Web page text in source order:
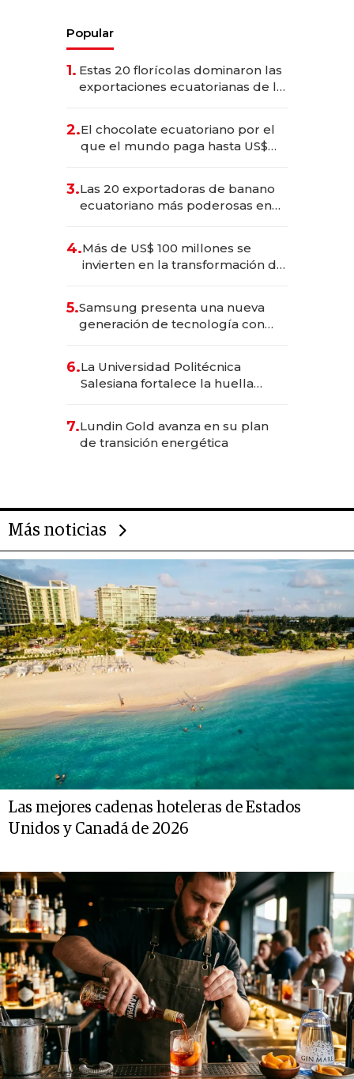
Popular
1. Estas 20 florícolas dominaron las
exportaciones ecuatorianas de la
2.El chocolate ecuatoriano por el
que el mundo paga hasta US$
3.Las 20 exportadoras de banano
ecuatoriano más poderosas en
4.Más de US$ 100 millones se
invierten en la transformación de
5.Samsung presenta una nueva
generación de tecnología con
6.La Universidad Politécnica
Salesiana fortalece la huella
7.Lundin Gold avanza en su plan
de transición energética
Más noticias
Las mejores cadenas hoteleras de Estados
Unidos y Canadá de 2026